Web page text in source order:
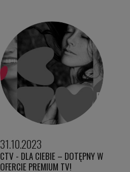
31.10.2023
CTV - DLA CIEBIE – DOTĘPNY W
OFERCIE PREMIUM TV!